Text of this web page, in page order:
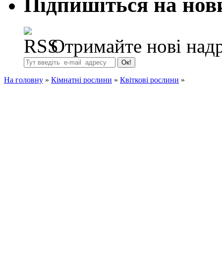
Підпишіться на
Отримайте нові
На головну » Кімнатні рослини » Квіткові рослини »